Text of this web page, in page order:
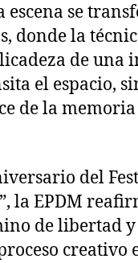
escena se
donde la
de una
el espacio,
de la
del
la EPDM
de libertad
creativo